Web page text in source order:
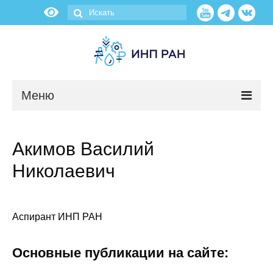
Меню
Научные подразделения
Администрация
Акимов Василий
Николаевич
Аспирант ИНП РАН
Основные публикации на сайте: